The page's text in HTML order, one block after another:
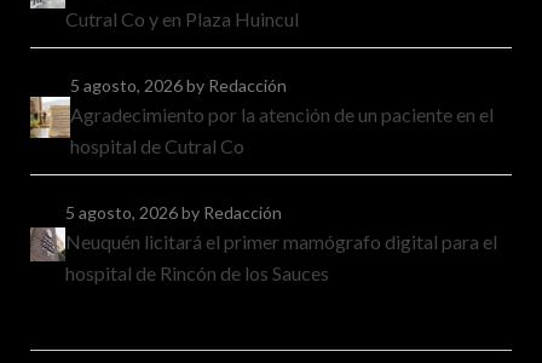
Cutral Co y en Plaza Huincul
5 agosto, 2026by Redacción
Agradecimiento por la atención de un paciente en el
hospital de Cutral Co
5 agosto, 2026by Redacción
Neuquén licitará el primer mamógrafo digital para el
hospital de Rincón de los Sauces